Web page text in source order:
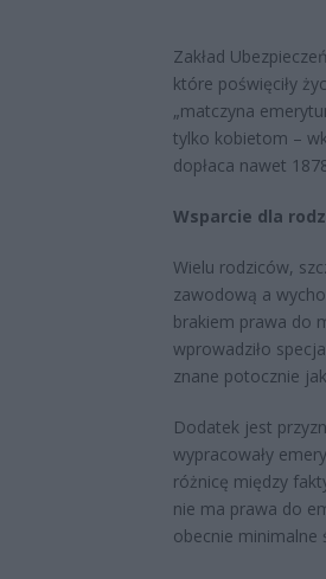
Zakład
które poświęciły
„matczyna
tylko kobietom –
dopłaca nawet
Wsparcie dla
Wielu rodziców,
zawodową a
brakiem prawa do
wprowadziło
znane potocznie
Dodatek jest
wypracowały
różnicę między
nie ma prawa do
obecnie minimalne